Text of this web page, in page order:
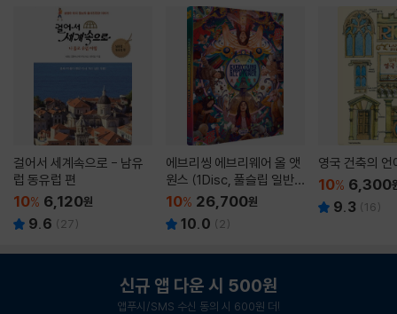
걸어서 세계속으로 - 남유
럽 동유럽 편
10% 6,120원
9.6 ( 27)
에브리씽 에브리웨어 올 앳
원스 (1Disc, 풀슬립 일반
판) : 블루레이
10% 26,700원
10.0 ( 2)
영국 건축의 언
10% 6,300
9.3 (16)
신규 앱 다운 시 500원
앱푸시/SMS 수신 동의 시 600원 더!